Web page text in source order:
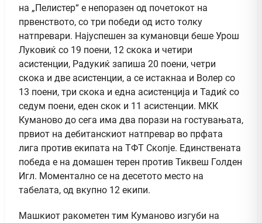
на „Пелистер“ е непоразен од почетокот на
првенството, со три победи од исто толку
натпревари. Најуспешен за кумановци беше Урош
Луковиќ со 19 поени, 12 скока и четири
асистенции, Радукиќ запиша 20 поени, четри
скока и две асистенции, а се истакнаа и Волер со
13 поени, три скока и една асистенција и Тадиќ со
седум поени, еден скок и 11 асистенции. МКК
Куманово до сега има два порази на гостувањата,
првиот на дебитанскиот натпревар во прфата
лига против екипата на ТФТ Скопје. Единствената
победа е на домашен терен против Тиквеш Голден
Игл. Моментално се на десетото место на
табелата, од вкупно 12 екипи.
Машкиот ракометен тим Куманово изгуби на